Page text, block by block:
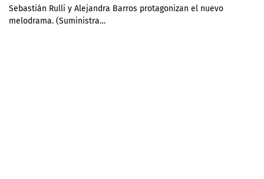
Sebastián Rulli y Alejandra Barros protagonizan el nuevo
melodrama. (Suministra…